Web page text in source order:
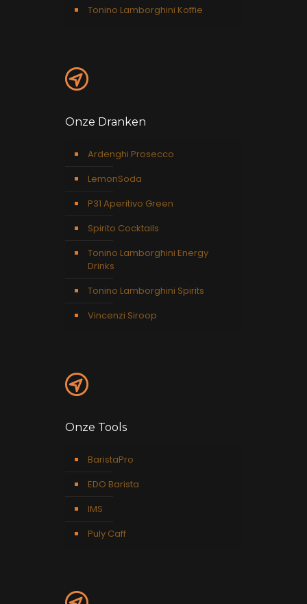
Tonino Lamborghini Koffie
Onze Dranken
Ardenghi Prosecco
LemonSoda
P31 Aperitivo Green
Spirito Cocktails
Tonino Lamborghini Energy
Drinks
Tonino Lamborghini Spirits
Vincenzi Siroop
Onze Tools
BaristaPro
EDO Barista
IMS
Puly Caff